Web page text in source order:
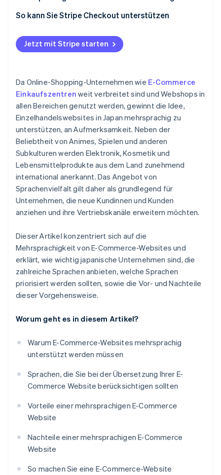
Gesetze, Kulturen und Unternehmenspraktiken
anderer Länder
Auslagern an einen externen Übersetzungsdienst
Übersetzungstools verwenden
Eine E-Commerce Plattform mit eigenen
Übersetzungsfunktionen nutzen
Lokalisierung
Beschränken Sie die zu übersetzenden
Informationen
So kann Sie Stripe Checkout unterstützen
Jetzt mit Stripe starten
Da Online-Shopping-Unternehmen wie E-Commerce
Einkaufszentren weit verbreitet sind und Webshops in
allen Bereichen genutzt werden, gewinnt die Idee,
Einzelhandelswebsites in Japan mehrsprachig zu
unterstützen, an Aufmerksamkeit. Neben der
Beliebtheit von Animes, Spielen und anderen
Subkulturen werden Elektronik, Kosmetik und
Lebensmittelprodukte aus dem Land zunehmend
international anerkannt. Das Angebot von
Sprachenvielfalt gilt daher als grundlegend für
Unternehmen, die neue Kundinnen und Kunden
anziehen und ihre Vertriebskanäle erweitern möchten.
Dieser Artikel konzentriert sich auf die
Mehrsprachigkeit von E-Commerce-Websites und
erklärt, wie wichtig japanische Unternehmen sind, die
zahlreiche Sprachen anbieten, welche Sprachen
priorisiert werden sollten, sowie die Vor- und Nachteile
dieser Vorgehensweise.
Worum geht es in diesem Artikel?
Warum E-Commerce-Websites mehrsprachig
unterstützt werden müssen
Sprachen, die Sie bei der Übersetzung Ihrer E-
Commerce Website berücksichtigen sollten
Vorteile einer mehrsprachigen E-Commerce
Website
Nachteile einer mehrsprachigen E-Commerce
Website
So machen Sie eine E-Commerce-Website